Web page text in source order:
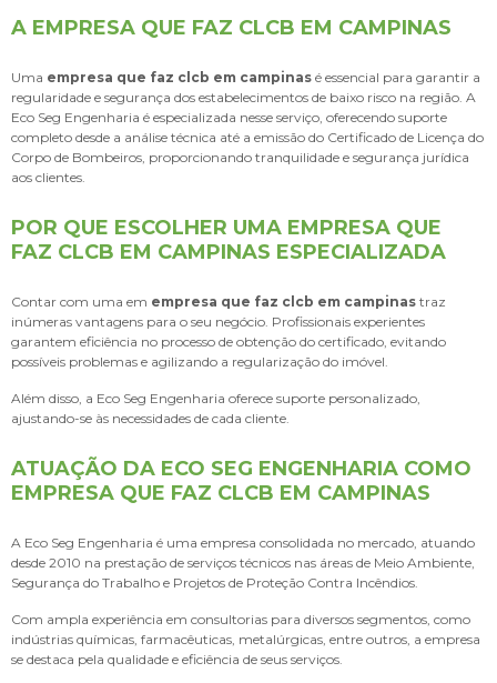
A EMPRESA QUE FAZ CLCB EM CAMPINAS
Uma empresa que faz clcb em campinas é essencial para garantir a
regularidade e segurança dos estabelecimentos de baixo risco na região. A
Eco Seg Engenharia é especializada nesse serviço, oferecendo suporte
completo desde a análise técnica até a emissão do Certificado de Licença do
Corpo de Bombeiros, proporcionando tranquilidade e segurança jurídica
aos clientes.
POR QUE ESCOLHER UMA EMPRESA QUE
FAZ CLCB EM CAMPINAS ESPECIALIZADA
Contar com uma em empresa que faz clcb em campinas traz
inúmeras vantagens para o seu negócio. Profissionais experientes
garantem eficiência no processo de obtenção do certificado, evitando
possíveis problemas e agilizando a regularização do imóvel.
Além disso, a Eco Seg Engenharia oferece suporte personalizado,
ajustando-se às necessidades de cada cliente.
ATUAÇÃO DA ECO SEG ENGENHARIA COMO
EMPRESA QUE FAZ CLCB EM CAMPINAS
A Eco Seg Engenharia é uma empresa consolidada no mercado, atuando
desde 2010 na prestação de serviços técnicos nas áreas de Meio Ambiente,
Segurança do Trabalho e Projetos de Proteção Contra Incêndios.
Com ampla experiência em consultorias para diversos segmentos, como
indústrias químicas, farmacêuticas, metalúrgicas, entre outros, a empresa
se destaca pela qualidade e eficiência de seus serviços.